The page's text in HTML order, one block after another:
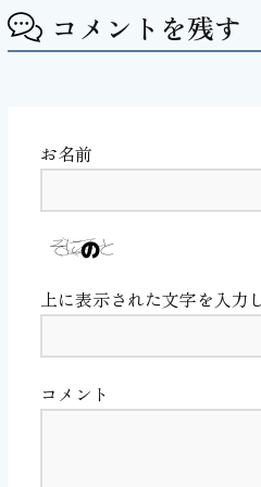
コメントを残す
お名前
上に表示された文字を入力
コメント